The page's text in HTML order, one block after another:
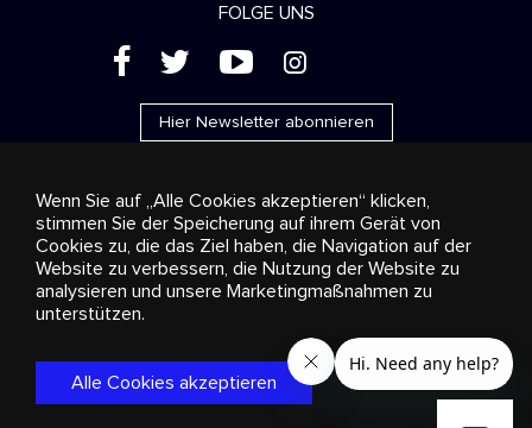
FOLGE UNS
( ' + &
Hier Newsletter abonnieren
Werbung Streaming und Vertrieb
Konsumgüter
Geschäftslösungen
Radio Über uns
Cookies
settings
© 2018-2025 Stingray Group Inc. Alle Rechte vorbehalten.
STINGRAY®, STINGRAY® MUSIC und alle weiteren Marken und
Logos sind eingetragene Markenzeichen der Stingray Group in
Kanada, den Vereinigten Staaten von Amerika und anderen
Wenn Sie auf „Alle Cookies akzeptieren“ klicken,
stimmen Sie der Speicherung auf ihrem Gerät von
Cookies zu, die das Ziel haben, die Navigation auf der
Website zu verbessern, die Nutzung der Website zu
analysieren und unsere Marketingmaßnahmen zu
unterstützen.
Alle Cookies akzeptieren